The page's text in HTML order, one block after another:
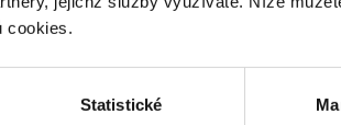
cookies.
Statistické
vlastních hranic v rámci 15
soutěže a vzájemného respektu.